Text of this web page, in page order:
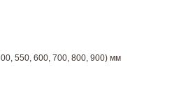
550, 600, 700, 800, 900) мм